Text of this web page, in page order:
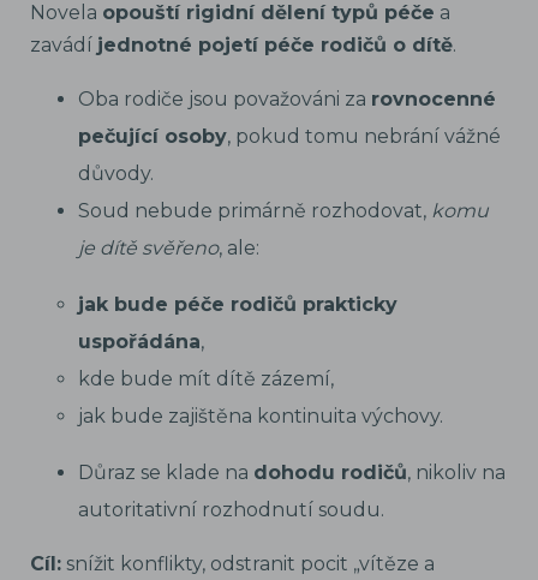
Novela opouští rigidní dělení typů péče a
zavádí jednotné pojetí péče rodičů o dítě.
Oba rodiče jsou považováni za rovnocenné
pečující osoby, pokud tomu nebrání vážné
důvody.
Soud nebude primárně rozhodovat, komu
je dítě svěřeno, ale:
jak bude péče rodičů prakticky
uspořádána,
kde bude mít dítě zázemí,
jak bude zajištěna kontinuita výchovy.
Důraz se klade na dohodu rodičů, nikoliv na
autoritativní rozhodnutí soudu.
Cíl: snížit konflikty, odstranit pocit „vítěze a